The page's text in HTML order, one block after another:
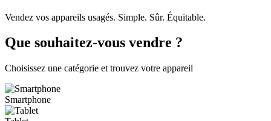
Vendez vos appareils usagés. Simple. Sûr. Équitable.
Que souhaitez-vous vendre ?
Choisissez une catégorie et trouvez votre appareil
Smartphone